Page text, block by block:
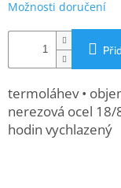
www.inpraise.cz
a
Možnosti doručení
termoláhev •
nerezová ocel 18/
hodin vychlazený